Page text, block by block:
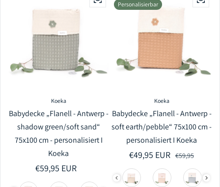
Koeka
Babydecke „Flanell - Antwerp -
shadow green/soft sand“
75x100 cm - personalisiert I
Koeka
Regulärer Preis
€59,95 EUR
Personalisierbar
Koeka
Babydecke „Flanell - Antwerp -
soft earth/pebble“ 75x100 cm -
personalisiert I Koeka
Verkaufspreis
€49,95 EURRegulärer Preis
€59,95